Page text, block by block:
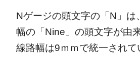
Nゲージの頭文字の「N」は
幅の「Nine」の頭文字が由
線路幅は9ｍｍで統一されて